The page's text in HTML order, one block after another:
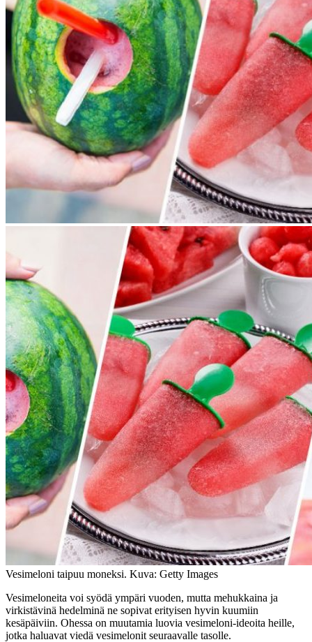
Vesimeloni taipuu moneksi. Kuva: Getty Images
Vesimeloneita voi syödä ympäri vuoden, mutta mehukkaina ja
virkistävinä hedelminä ne sopivat erityisen hyvin kuumiin
kesäpäiviin. Ohessa on muutamia luovia vesimeloni-ideoita heille,
jotka haluavat viedä vesimelonit seuraavalle tasolle.